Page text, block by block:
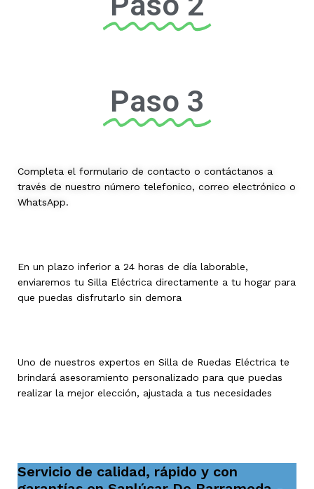
Paso 3
Completa el formulario de contacto o contáctanos a
través de nuestro número telefonico, correo electrónico o
WhatsApp.
En un plazo inferior a 24 horas de día laborable,
enviaremos tu Silla Eléctrica directamente a tu hogar para
que puedas disfrutarlo sin demora
Uno de nuestros expertos en Silla de Ruedas Eléctrica te
brindará asesoramiento personalizado para que puedas
realizar la mejor elección, ajustada a tus necesidades
Servicio de calidad, rápido y con